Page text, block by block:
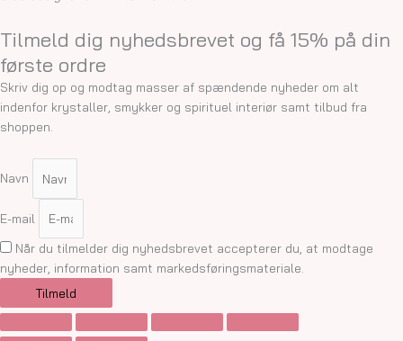
Tilmeld dig nyhedsbrevet og få 15% på din
første ordre
Skriv dig op og modtag masser af spændende nyheder om alt
indenfor krystaller, smykker og spirituel interiør samt tilbud fra
shoppen.
Navn
E-mail
Når du tilmelder dig nyhedsbrevet accepterer du, at modtage
nyheder, information samt markedsføringsmateriale.
Tilmeld